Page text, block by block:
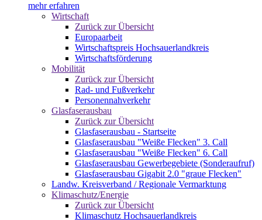
mehr erfahren
Wirtschaft
Zurück zur Übersicht
Europaarbeit
Wirtschaftspreis Hochsauerlandkreis
Wirtschaftsförderung
Mobilität
Zurück zur Übersicht
Rad- und Fußverkehr
Personennahverkehr
Glasfaserausbau
Zurück zur Übersicht
Glasfaserausbau - Startseite
Glasfaserausbau "Weiße Flecken" 3. Call
Glasfaserausbau "Weiße Flecken" 6. Call
Glasfaserausbau Gewerbegebiete (Sonderaufruf)
Glasfaserausbau Gigabit 2.0 "graue Flecken"
Landw. Kreisverband / Regionale Vermarktung
Klimaschutz/Energie
Zurück zur Übersicht
Klimaschutz Hochsauerlandkreis